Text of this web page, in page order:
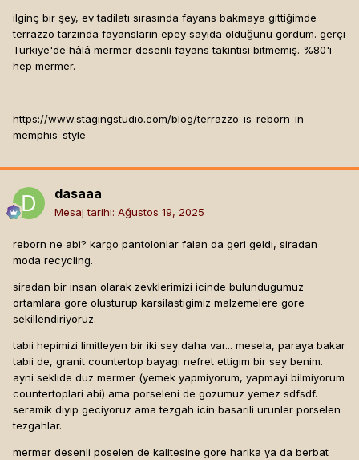
ilginç bir şey, ev tadilatı sırasında fayans bakmaya gittiğimde
terrazzo tarzında fayansların epey sayıda olduğunu gördüm. gerçi
Türkiye'de hâlâ mermer desenli fayans takıntısı bitmemiş. %80'i
hep mermer.
https://www.stagingstudio.com/blog/terrazzo-is-reborn-in-
memphis-style
dasaaa
Mesaj tarihi: Ağustos 19, 2025
reborn ne abi? kargo pantolonlar falan da geri geldi, siradan
moda recycling.
siradan bir insan olarak zevklerimizi icinde bulundugumuz
ortamlara gore olusturup karsilastigimiz malzemelere gore
sekillendiriyoruz.
tabii hepimizi limitleyen bir iki sey daha var... mesela, paraya bakar
tabii de, granit countertop bayagi nefret ettigim bir sey benim.
ayni seklide duz mermer (yemek yapmiyorum, yapmayi bilmiyorum
countertoplari abi) ama porseleni de gozumuz yemez sdfsdf.
seramik diyip geciyoruz ama tezgah icin basarili urunler porselen
tezgahlar.
mermer desenli poselen de kalitesine gore harika ya da berbat